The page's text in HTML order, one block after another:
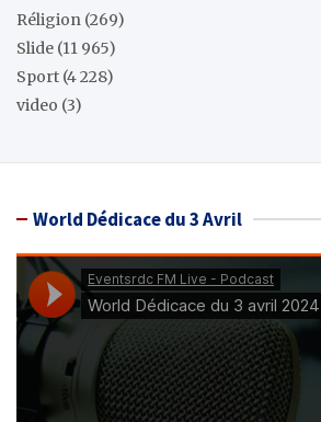
Réligion (269)
Slide (11 965)
Sport (4 228)
video (3)
World Dédicace du 3 Avril